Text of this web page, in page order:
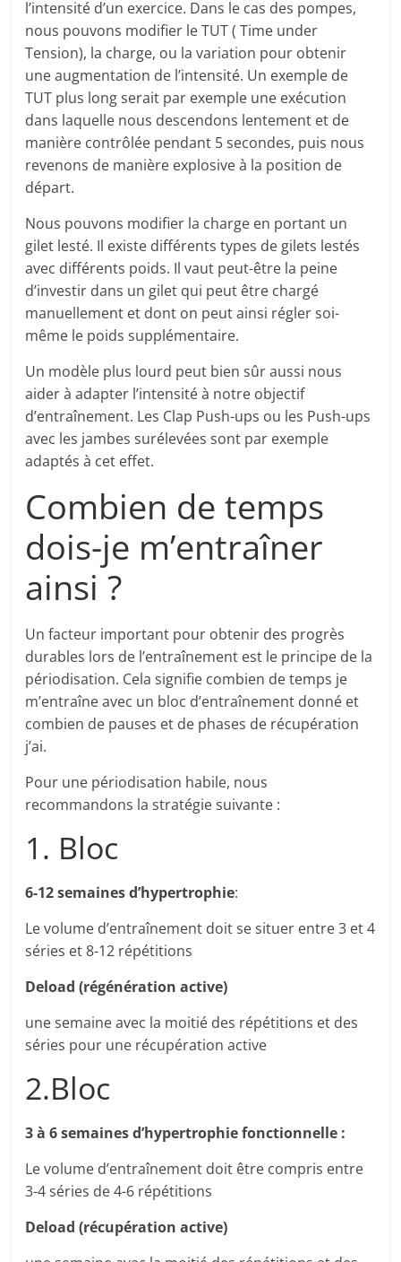
l’intensité d’un exercice. Dans le cas des pompes,
nous pouvons modifier le TUT ( Time under
Tension), la charge, ou la variation pour obtenir
une augmentation de l’intensité. Un exemple de
TUT plus long serait par exemple une exécution
dans laquelle nous descendons lentement et de
manière contrôlée pendant 5 secondes, puis nous
revenons de manière explosive à la position de
départ.
Nous pouvons modifier la charge en portant un
gilet lesté. Il existe différents types de gilets lestés
avec différents poids. Il vaut peut-être la peine
d’investir dans un gilet qui peut être chargé
manuellement et dont on peut ainsi régler soi-
même le poids supplémentaire.
Un modèle plus lourd peut bien sûr aussi nous
aider à adapter l’intensité à notre objectif
d’entraînement. Les Clap Push-ups ou les Push-ups
avec les jambes surélevées sont par exemple
adaptés à cet effet.
Combien de temps
dois-je m’entraîner
ainsi ?
Un facteur important pour obtenir des progrès
durables lors de l’entraînement est le principe de la
périodisation. Cela signifie combien de temps je
m’entraîne avec un bloc d’entraînement donné et
combien de pauses et de phases de récupération
j’ai.
Pour une périodisation habile, nous
recommandons la stratégie suivante :
1. Bloc
6-12 semaines d’hypertrophie:
Le volume d’entraînement doit se situer entre 3 et 4
séries et 8-12 répétitions
Deload (régénération active)
une semaine avec la moitié des répétitions et des
séries pour une récupération active
2.Bloc
3 à 6 semaines d’hypertrophie fonctionnelle :
Le volume d’entraînement doit être compris entre
3-4 séries de 4-6 répétitions
Deload (récupération active)